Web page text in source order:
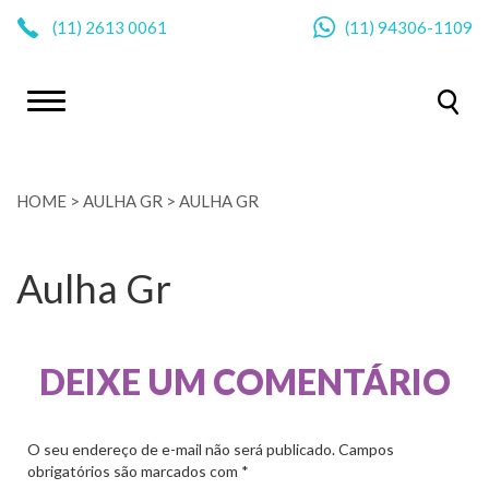
(11) 2613 0061 (11) 94306-1109
HOME > AULHA GR > AULHA GR
Aulha Gr
DEIXE UM COMENTÁRIO
O seu endereço de e-mail não será publicado. Campos
obrigatórios são marcados com *